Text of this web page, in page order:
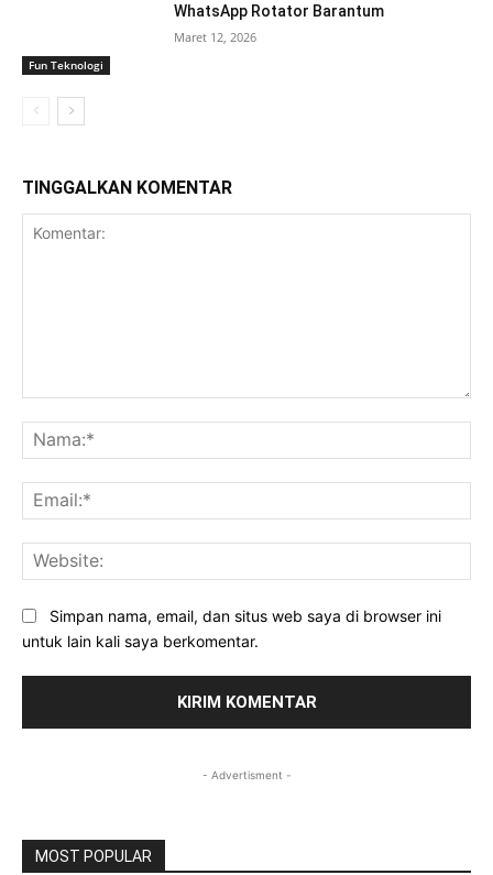
Fun Teknologi
WhatsApp Rotator Barantum
Maret 12, 2026
TINGGALKAN KOMENTAR
Simpan nama, email, dan situs web saya di browser ini
untuk lain kali saya berkomentar.
- Advertisment -
MOST POPULAR